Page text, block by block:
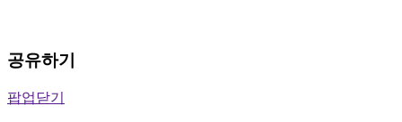
공유하기
팝업닫기